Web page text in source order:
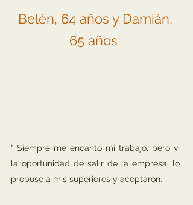
Belén, 64 años y Damián,
65 años
“ Siempre me encantó mi trabajo, pero vi
la oportunidad de salir de la empresa, lo
propuse a mis superiores y aceptaron.